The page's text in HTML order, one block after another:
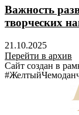
Важность
творческих
21.10.2025
Перейти в архив
Сайт создан в